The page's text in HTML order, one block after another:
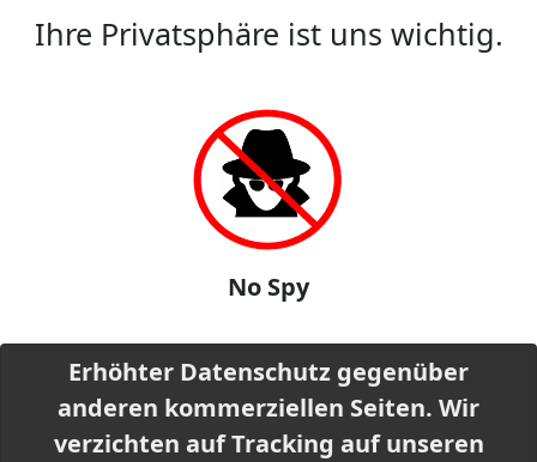
Ihre Privatsphäre ist uns wichtig.
No Spy
Erhöhter Datenschutz gegenüber
anderen kommerziellen Seiten. Wir
verzichten auf Tracking auf unseren